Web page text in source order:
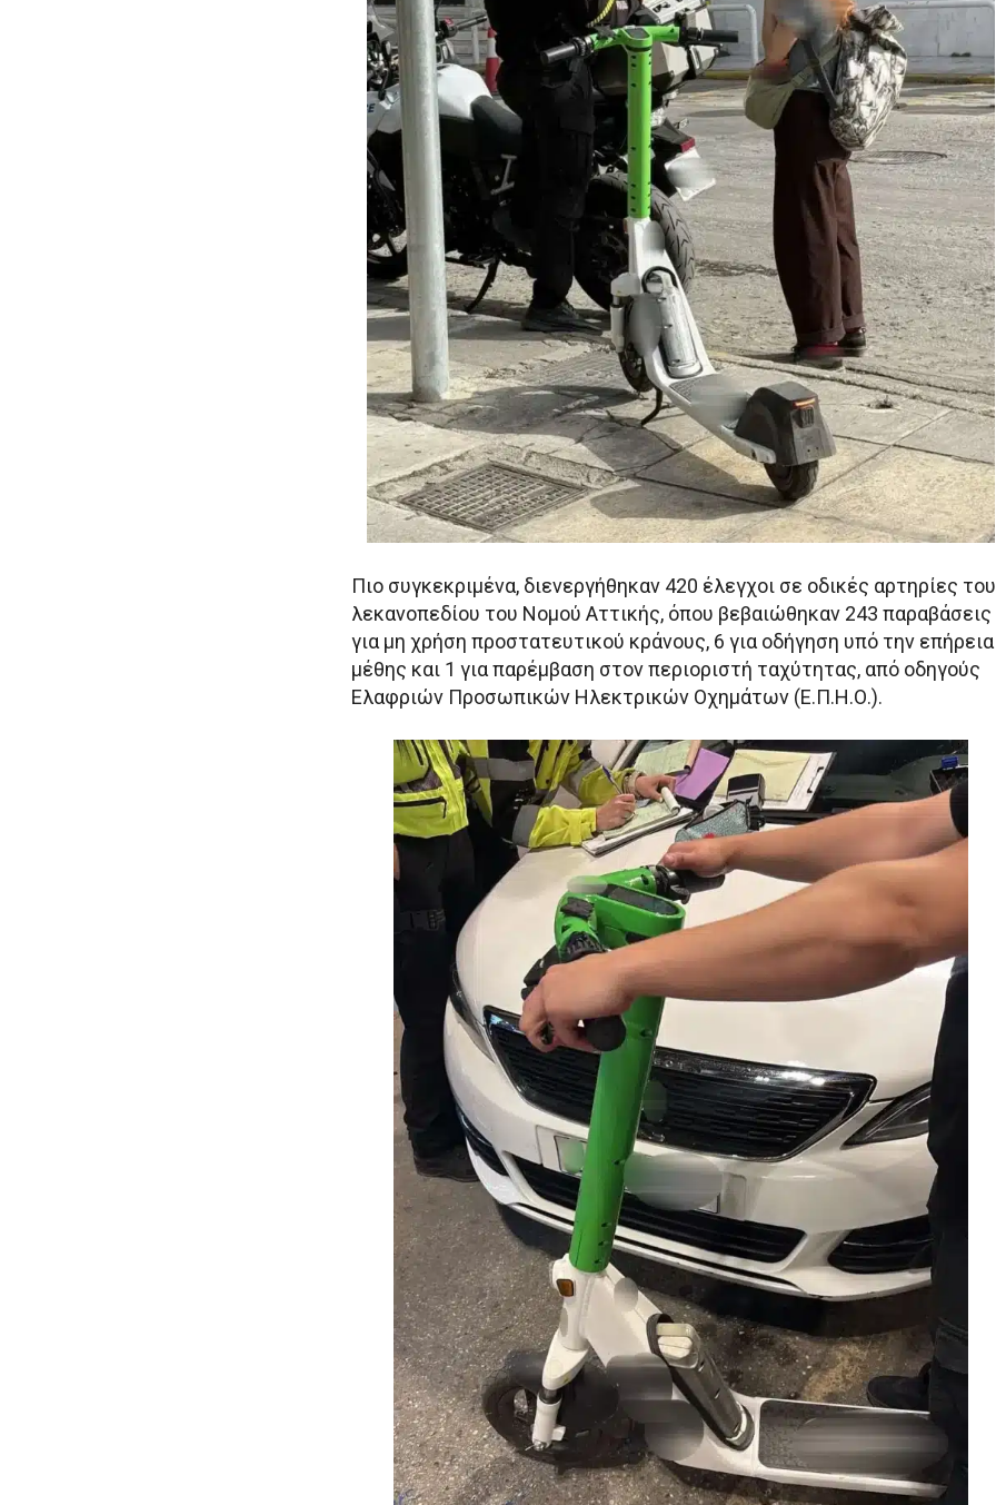
Πιο συγκεκριμένα, διενεργήθηκαν 420 έλεγχοι σε οδικές αρτηρίες του
λεκανοπεδίου του Νομού Αττικής, όπου βεβαιώθηκαν 243 παραβάσεις
για μη χρήση προστατευτικού κράνους, 6 για οδήγηση υπό την επήρεια
μέθης και 1 για παρέμβαση στον περιοριστή ταχύτητας, από οδηγούς
Ελαφριών Προσωπικών Ηλεκτρικών Οχημάτων (Ε.Π.Η.Ο.).